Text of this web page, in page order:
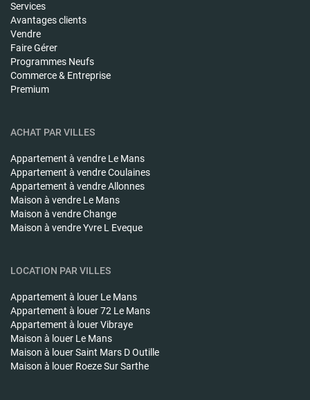
Services
Avantages clients
Vendre
Faire Gérer
Programmes Neufs
Commerce & Entreprise
Premium
ACHAT PAR VILLES
Appartement à vendre Le Mans
Appartement à vendreCoulaines
Appartement à vendreAllonnes
Maison à vendre Le Mans
Maison à vendreChange
Maison à vendreYvre L Eveque
LOCATION PAR VILLES
Appartement à louer Le Mans
Appartement à louer72 Le Mans
Appartement à louerVibraye
Maison à louer Le Mans
Maison à louerSaint Mars D Outille
Maison à louer Roeze Sur Sarthe